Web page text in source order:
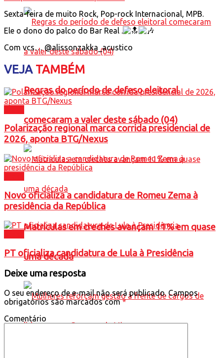
Regras do período de defeso eleitoral
comecaram a valer deste sábado (04)
Matrículas em creches avançam 11% em quase
uma década
Sexta-feira de muito Rock, Pop-rock Internacional, MPB.
Ele o dono do palco do Bar Real .
Com vcs… @alissonzakka_acustico
VEJATAMBÉM
Polarização regional marca corrida presidencial de
2026, aponta BTG/Nexus
Novo oficializa a candidatura de Romeu Zema à
presidência da República
PT oficializa candidatura de Lula à Presidência
Deixe uma resposta
O seu endereço de e-mail não será publicado. Campos
obrigatórios são marcados com*
Comentário